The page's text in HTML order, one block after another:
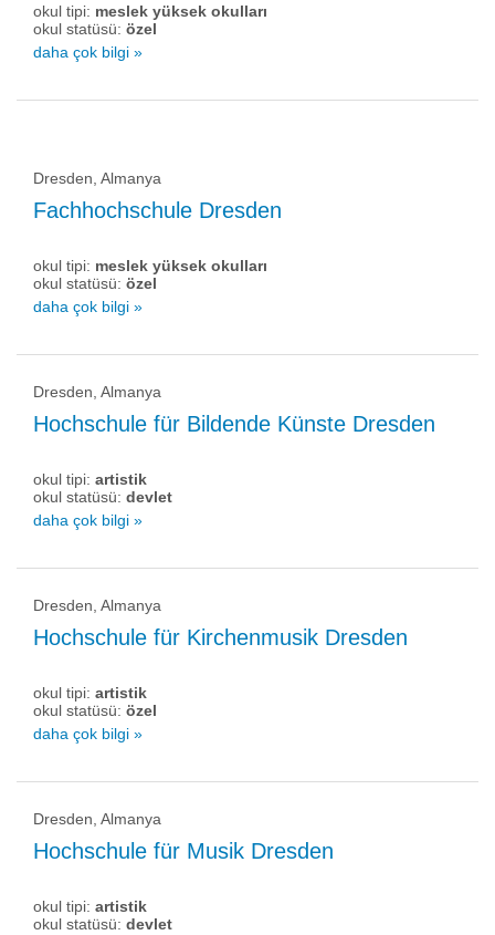
okul tipi: meslek yüksek okulları
okul statüsü: özel
daha çok bilgi »
Dresden, Almanya
Fachhochschule Dresden
okul tipi: meslek yüksek okulları
okul statüsü: özel
daha çok bilgi »
Dresden, Almanya
Hochschule für Bildende Künste Dresden
okul tipi: artistik
okul statüsü: devlet
daha çok bilgi »
Dresden, Almanya
Hochschule für Kirchenmusik Dresden
okul tipi: artistik
okul statüsü: özel
daha çok bilgi »
Dresden, Almanya
Hochschule für Musik Dresden
okul tipi: artistik
okul statüsü: devlet